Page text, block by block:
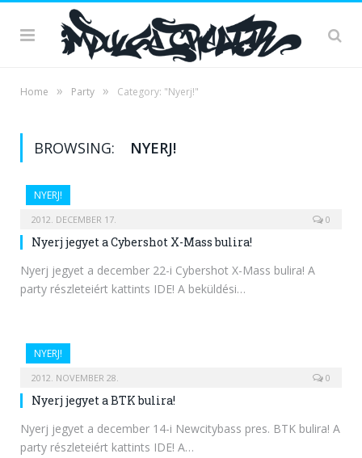
Home » Party » Category: "Nyerj!"
BROWSING: NYERJ!
NYERJ!
2012. DECEMBER 17. 0
Nyerj jegyet a Cybershot X-Mass bulira!
Nyerj jegyet a december 22-i Cybershot X-Mass bulira! A
party részleteiért kattints IDE! A beküldési…
NYERJ!
2012. NOVEMBER 28. 0
Nyerj jegyet a BTK bulira!
Nyerj jegyet a december 14-i Newcitybass pres. BTK bulira! A
party részleteiért kattints IDE! A…